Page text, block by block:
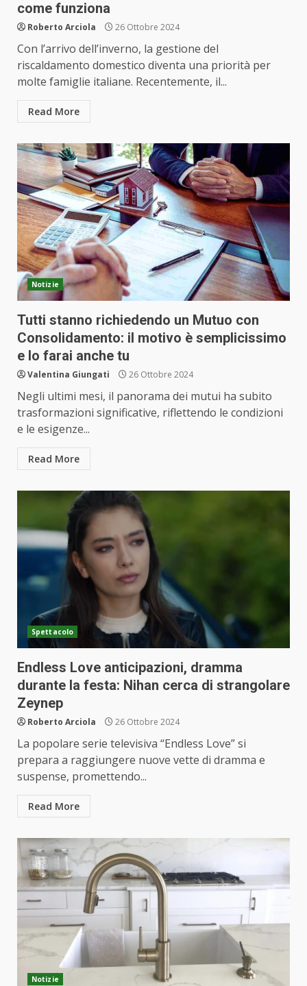
come funziona
Roberto Arciola 26 Ottobre 2024
Con l’arrivo dell’inverno, la gestione del
riscaldamento domestico diventa una priorità per
molte famiglie italiane. Recentemente, il...
Read More
Notizie
Tutti stanno richiedendo un Mutuo con
Consolidamento: il motivo è semplicissimo
e lo farai anche tu
Valentina Giungati 26 Ottobre 2024
Negli ultimi mesi, il panorama dei mutui ha subito
trasformazioni significative, riflettendo le condizioni
e le esigenze...
Read More
Spettacolo
Endless Love anticipazioni, dramma
durante la festa: Nihan cerca di strangolare
Zeynep
Roberto Arciola 26 Ottobre 2024
La popolare serie televisiva “Endless Love” si
prepara a raggiungere nuove vette di dramma e
suspense, promettendo...
Read More
Notizie